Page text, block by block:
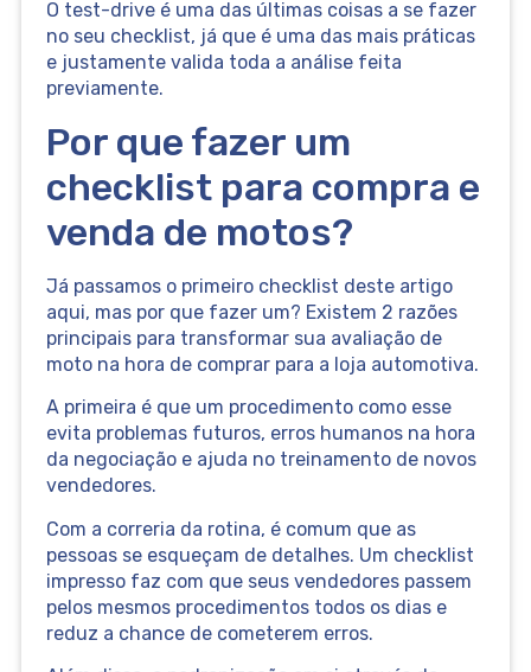
O test-drive é uma das últimas coisas a se fazer
no seu checklist, já que é uma das mais práticas
e justamente valida toda a análise feita
previamente.
Por que fazer um
checklist para compra e
venda de motos?
Já passamos o primeiro checklist deste artigo
aqui, mas por que fazer um? Existem 2 razões
principais para transformar sua avaliação de
moto na hora de comprar para a loja automotiva.
A primeira é que um procedimento como esse
evita problemas futuros, erros humanos na hora
da negociação e ajuda no treinamento de novos
vendedores.
Com a correria da rotina, é comum que as
pessoas se esqueçam de detalhes. Um checklist
impresso faz com que seus vendedores passem
pelos mesmos procedimentos todos os dias e
reduz a chance de cometerem erros.